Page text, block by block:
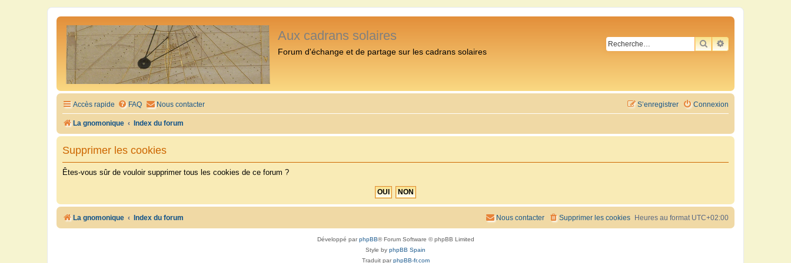
Aux cadrans solaires
Forum d'échange et de partage sur les cadrans solaires
RECHERCHER
RECHERCHE
Accès rapide FAQ Nous contacter Connexion
S’enregistrer
La gnomonique Index du forum
Supprimer les cookies
Êtes-vous sûr de vouloir supprimer tous les cookies de ce forum ?
La gnomonique Index du forum Heures au format UTC+02:00
Supprimer les cookies
Nous contacter
Développé parphpBB® Forum Software © phpBB Limited
Style by phpBB Spain
Traduit parphpBB-fr.com